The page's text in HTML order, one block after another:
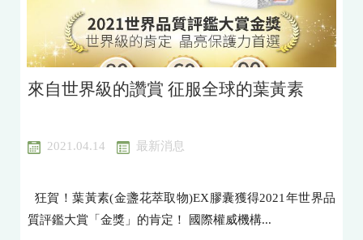
來自世界級的讚賞 征服全球的葉黃素
2021.04.14 最新消息
狂賀！葉黃素(金盞花萃取物)EX膠囊獲得2021年世界品
質評鑑大賞「金獎」的肯定！ 國際權威機構...